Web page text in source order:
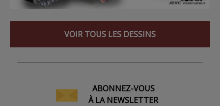
VOIR TOUS LES DESSINS
ABONNEZ-VOUS
À LA NEWSLETTER